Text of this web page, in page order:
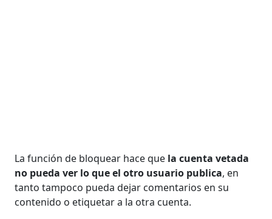
La función de bloquear hace que la cuenta vetada
no pueda ver lo que el otro usuario publica, en
tanto tampoco pueda dejar comentarios en su
contenido o etiquetar a la otra cuenta.